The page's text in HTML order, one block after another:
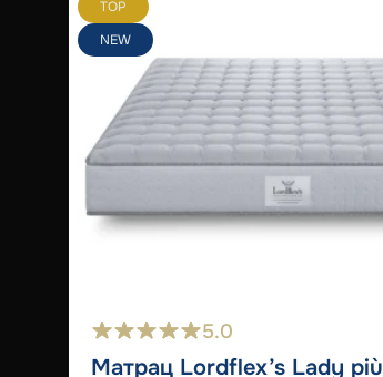
TOP
NEW
5.0
Матрац Lordflex’s Lady più